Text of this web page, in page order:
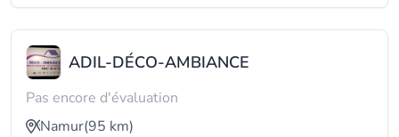
ADIL-DÉCO-AMBIANCE
Pas encore d'évaluation
Namur(95 km)